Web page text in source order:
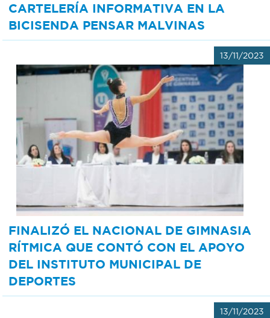
CARTELERÍA INFORMATIVA EN LA
BICISENDA PENSAR MALVINAS
13/11/2023
FINALIZÓ EL NACIONAL DE GIMNASIA
RÍTMICA QUE CONTÓ CON EL APOYO
DEL INSTITUTO MUNICIPAL DE
DEPORTES
13/11/2023